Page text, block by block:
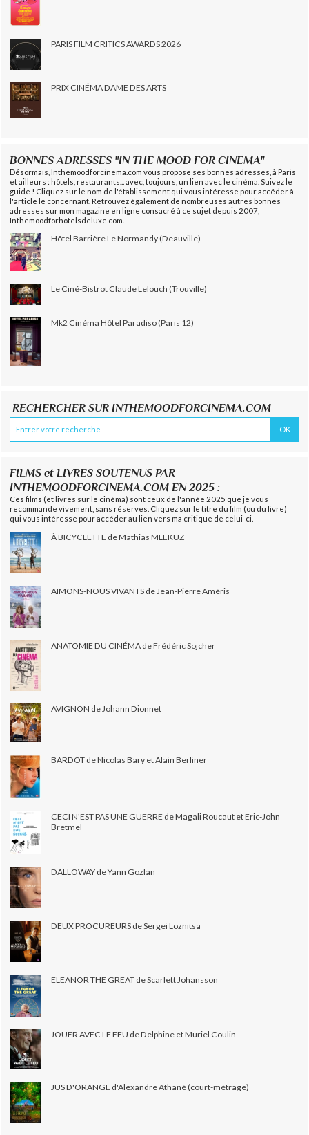
PARIS FILM CRITICS AWARDS 2026
PRIX CINÉMA DAME DES ARTS
BONNES ADRESSES "IN THE MOOD FOR CINEMA"
Désormais, Inthemoodforcinema.com vous propose ses bonnes adresses, à Paris
et ailleurs : hôtels, restaurants... avec, toujours, un lien avec le cinéma. Suivez le
guide ! Cliquez sur le nom de l'établissement qui vous intéresse pour accéder à
l'article le concernant. Retrouvez également de nombreuses autres bonnes
adresses sur mon magazine en ligne consacré à ce sujet depuis 2007,
Inthemoodforhotelsdeluxe.com.
Hôtel Barrière Le Normandy (Deauville)
Le Ciné-Bistrot Claude Lelouch (Trouville)
Mk2 Cinéma Hôtel Paradiso (Paris 12)
RECHERCHER SUR INTHEMOODFORCINEMA.COM
FILMS et LIVRES SOUTENUS PAR
INTHEMOODFORCINEMA.COM EN 2025 :
Ces films (et livres sur le cinéma) sont ceux de l'année 2025 que je vous
recommande vivement, sans réserves. Cliquez sur le titre du film (ou du livre)
qui vous intéresse pour accéder au lien vers ma critique de celui-ci.
À BICYCLETTE de Mathias MLEKUZ
AIMONS-NOUS VIVANTS de Jean-Pierre Améris
ANATOMIE DU CINÉMA de Frédéric Sojcher
AVIGNON de Johann Dionnet
BARDOT de Nicolas Bary et Alain Berliner
CECI N'EST PAS UNE GUERRE de Magali Roucaut et Eric-John
Bretmel
DALLOWAY de Yann Gozlan
DEUX PROCUREURS de Sergei Loznitsa
ELEANOR THE GREAT de Scarlett Johansson
JOUER AVEC LE FEU de Delphine et Muriel Coulin
JUS D'ORANGE d'Alexandre Athané (court-métrage)